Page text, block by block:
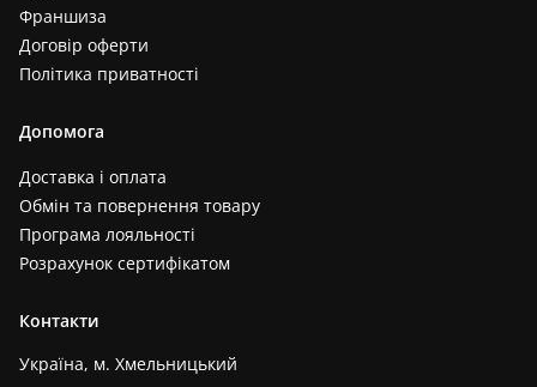
Франшиза
Договір оферти
Політика приватності
Допомога
Доставка і оплата
Обмін та повернення товару
Програма лояльності
Розрахунок сертифікатом
Контакти
Україна, м. Хмельницький